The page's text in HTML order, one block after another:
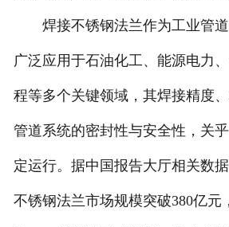
焊接不锈钢法兰作为工业管道
广泛应用于石油化工、能源电力
程等多个关键领域，其焊接精度
管道系统的密封性与安全性，关
定运行。据中国报告大厅相关数
不锈钢法兰市场规模突破380亿元